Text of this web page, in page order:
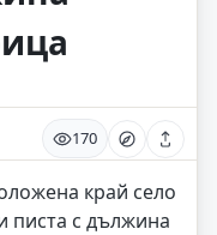
170
край село
писта с дължина